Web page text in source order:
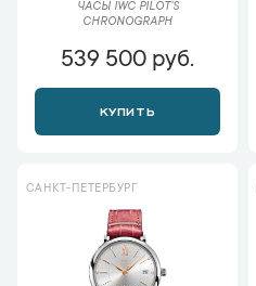
ЧАСЫ IWC PILOT’S
CHRONOGRAPH
539 500 руб.
КУПИТЬ
САНКТ-ПЕТЕРБУРГ